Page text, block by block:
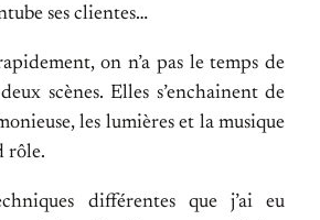
ses clientes…
on n’a pas le temps de
scènes. Elles s’enchainent de
les lumières et la musique
rôle.
différentes que j’ai eu